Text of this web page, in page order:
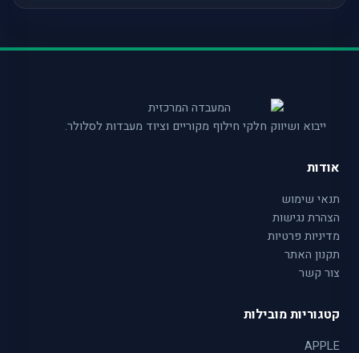
ייבוא ושיווק חלקי חילוף מקוריים וציוד מעבדות לסלולר.
אודות
תנאי שימוש
הצהרת נגישות
מדיניות פרטיות
תקנון האתר
צור קשר
קטגוריות מובילות
APPLE